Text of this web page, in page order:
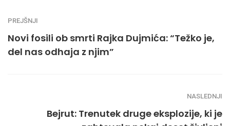
PREJŠNJI
Novi fosili ob smrti Rajka Dujmića: “Težko je,
del nas odhaja z njim”
NASLEDNJI
Bejrut: Trenutek druge eksplozije, ki je